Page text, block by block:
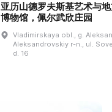
亚历山德罗夫斯基艺术与
博物馆，佩尔武欣庄园
Vladimirskaya obl., g.
Aleksandrovskiy r-n., ul.
d. 16